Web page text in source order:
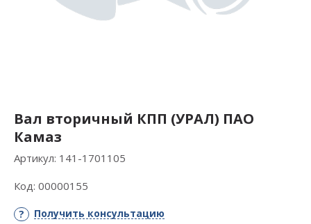
Вал вторичный КПП (УРАЛ) ПАО
Камаз
Артикул: 141-1701105
Код: 00000155
Получить консультацию